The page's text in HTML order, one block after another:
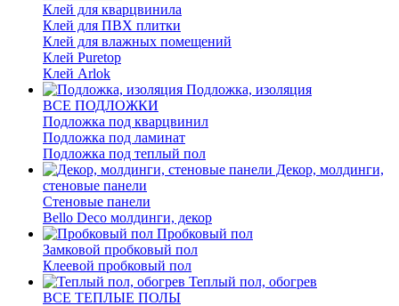
Клей для кварцвинила
Клей для ПВХ плитки
Клей для влажных помещений
Клей Puretop
Клей Arlok
Подложка, изоляция
ВСЕ ПОДЛОЖКИ
Подложка под кварцвинил
Подложка под ламинат
Подложка под теплый пол
Декор, молдинги,
стеновые панели
Стеновые панели
Bello Deco молдинги, декор
Пробковый пол
Замковой пробковый пол
Клеевой пробковый пол
Теплый пол, обогрев
ВСЕ ТЕПЛЫЕ ПОЛЫ